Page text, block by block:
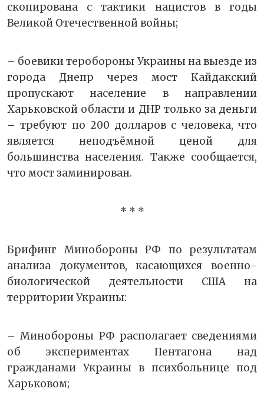
скопирована с тактики нацистов в годы
Великой Отечественной войны;
– боевики теробороны Украины на выезде из
города Днепр через мост Кайдакский
пропускают население в направлении
Харьковской области и ДНР только за деньги
– требуют по 200 долларов с человека, что
является неподъёмной ценой для
большинства населения. Также сообщается,
что мост заминирован.
* * *
Брифинг Минобороны РФ по результатам
анализа документов, касающихся военно-
биологической деятельности США на
территории Украины:
– Минобороны РФ располагает сведениями
об экспериментах Пентагона над
гражданами Украины в психбольнице под
Харьковом;